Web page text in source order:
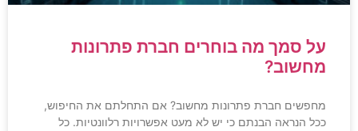
על סמך מה בוחרים חברת פתרונות
מחשוב?
מחפשים חברת פתרונות מחשוב? אם התחלתם את החיפוש,
ככל הנראה הבנתם כי יש לא מעט אפשרויות רלוונטיות. כל